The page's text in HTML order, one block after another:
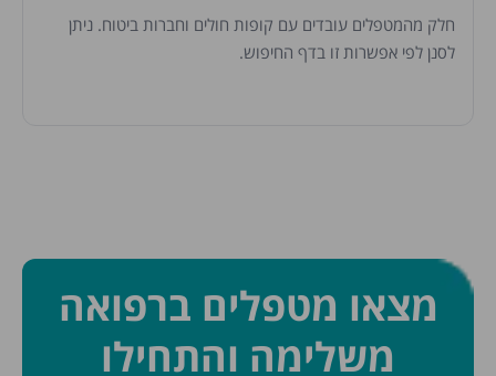
חלק מהמטפלים עובדים עם קופות חולים וחברות ביטוח. ניתן
לסנן לפי אפשרות זו בדף החיפוש.
מצאו מטפלים ברפואה
משלימה והתחילו